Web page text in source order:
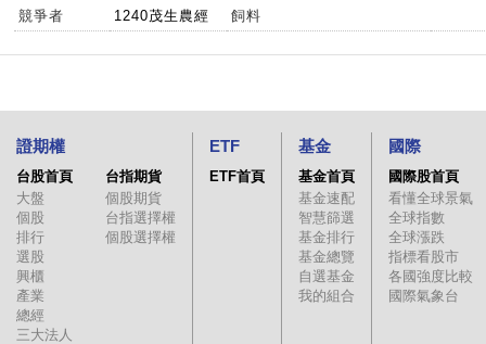
競爭者 1240茂生農經 飼料
證期權
台股首頁
大盤
個股
排行
選股
興櫃
產業
總經
三大法人
台指期貨
個股期貨
台指選擇權
個股選擇權
ETF
ETF首頁
基金
基金首頁
基金速配
智慧篩選
基金排行
基金總覽
自選基金
我的組合
國際
國際股首頁
看懂全球景氣
全球指數
全球漲跌
指標看股市
各國強度比較
國際氣象台